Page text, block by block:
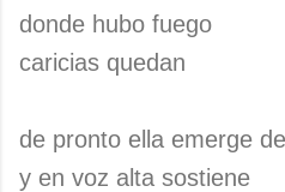
donde hubo fuego
caricias quedan
de pronto ella emerge
y en voz alta sostiene